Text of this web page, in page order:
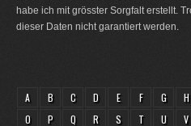
habe ich mit grösster Sorgfalt erstellt.
dieser Daten nicht garantiert werden.
A B C D E F G H
O
P Q R S T U V